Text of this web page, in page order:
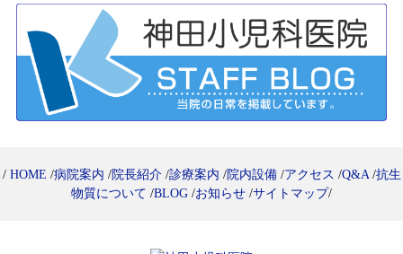
/ HOME /病院案内 /院長紹介/診療案内 /院内設備/アクセス /Q&A/抗生
物質について /BLOG /お知らせ /サイトマップ/